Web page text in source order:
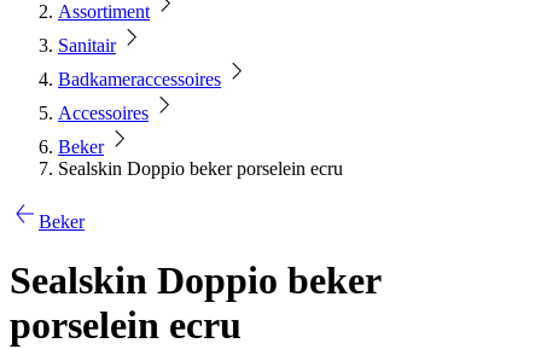
Assortiment
Sanitair
Badkameraccessoires
Accessoires
Beker
Sealskin Doppio beker porselein ecru
Beker
Sealskin Doppio beker
porselein ecru